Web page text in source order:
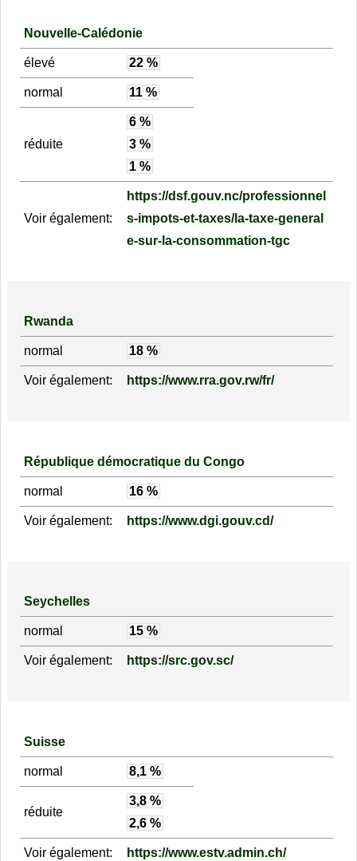
Nouvelle-Calédonie
élevé 22 %
normal 11 %
réduite
6 %
3 %
1 %
Voir également:
https://dsf.gouv.nc/professionnel
s-impots-et-taxes/la-taxe-general
e-sur-la-consommation-tgc
Rwanda
normal 18 %
Voir également: https://www.rra.gov.rw/fr/
République démocratique du Congo
normal 16 %
Voir également: https://www.dgi.gouv.cd/
Seychelles
normal 15 %
Voir également: https://src.gov.sc/
Suisse
normal 8,1 %
réduite
3,8 %
2,6 %
Voir également: https://www.estv.admin.ch/